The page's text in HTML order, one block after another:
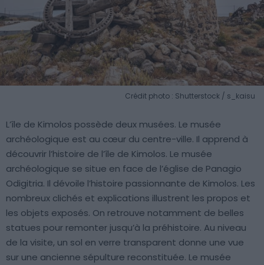
Crédit photo : Shutterstock / s_kaisu
L’île de Kimolos possède deux musées. Le musée
archéologique est au cœur du centre-ville. Il apprend à
découvrir l’histoire de l’île de Kimolos. Le musée
archéologique se situe en face de l’église de Panagio
Odigitria. Il dévoile l’histoire passionnante de Kimolos. Les
nombreux clichés et explications illustrent les propos et
les objets exposés. On retrouve notamment de belles
statues pour remonter jusqu’à la préhistoire. Au niveau
de la visite, un sol en verre transparent donne une vue
sur une ancienne sépulture reconstituée. Le musée